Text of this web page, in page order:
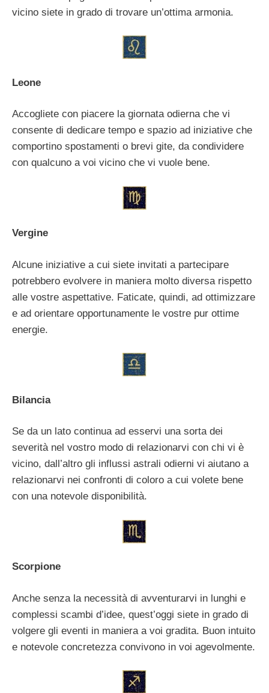
vicino siete in grado di trovare un’ottima armonia.
Leone
Accogliete con piacere la giornata odierna che vi
consente di dedicare tempo e spazio ad iniziative che
comportino spostamenti o brevi gite, da condividere
con qualcuno a voi vicino che vi vuole bene.
Vergine
Alcune iniziative a cui siete invitati a partecipare
potrebbero evolvere in maniera molto diversa rispetto
alle vostre aspettative. Faticate, quindi, ad ottimizzare
e ad orientare opportunamente le vostre pur ottime
energie.
Bilancia
Se da un lato continua ad esservi una sorta dei
severità nel vostro modo di relazionarvi con chi vi è
vicino, dall’altro gli influssi astrali odierni vi aiutano a
relazionarvi nei confronti di coloro a cui volete bene
con una notevole disponibilità.
Scorpione
Anche senza la necessità di avventurarvi in lunghi e
complessi scambi d’idee, quest’oggi siete in grado di
volgere gli eventi in maniera a voi gradita. Buon intuito
e notevole concretezza convivono in voi agevolmente.